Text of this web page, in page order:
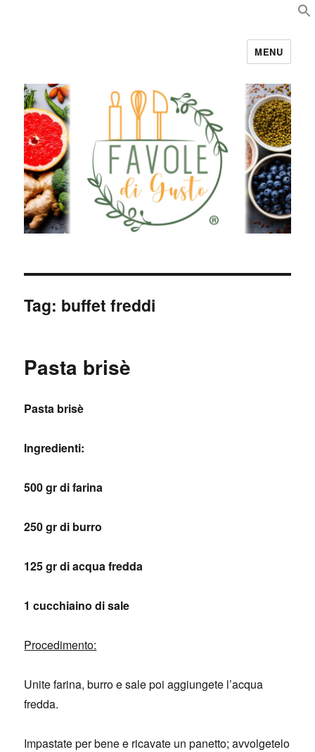
MENU
Tag: buffet freddi
Pasta brisè
Pasta brisè
Ingredienti:
500 gr di farina
250 gr di burro
125 gr di acqua fredda
1 cucchiaino di sale
Procedimento:
Unite farina, burro e sale poi aggiungete l’acqua
fredda.
Impastate per bene e ricavate un panetto; avvolgetelo